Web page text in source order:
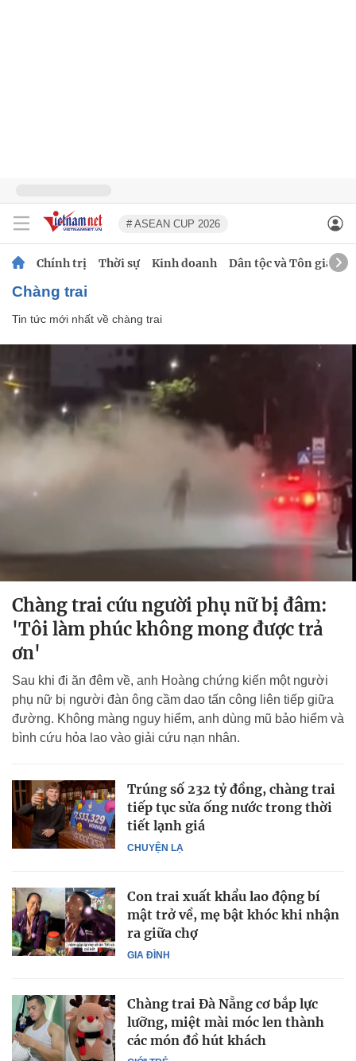
# ASEAN CUP 2026
Chính trị Thời sự Kinh doanh Dân tộc và Tôn giáo
chàng trai
Tin tức mới nhất về chàng trai
Chàng trai cứu người phụ nữ bị đâm:
'Tôi làm phúc không mong được trả
ơn'
Sau khi đi ăn đêm về, anh Hoàng chứng kiến một người
phụ nữ bị người đàn ông cầm dao tấn công liên tiếp giữa
đường. Không màng nguy hiểm, anh dùng mũ bảo hiểm và
bình cứu hỏa lao vào giải cứu nạn nhân.
CHUYỆN LẠ
Trúng số 232 tỷ đồng, chàng trai
tiếp tục sửa ống nước trong thời
tiết lạnh giá
GIA ĐÌNH
Con trai xuất khẩu lao động bí
mật trở về, mẹ bật khóc khi nhận
ra giữa chợ
Chàng trai Đà Nẵng cơ bắp lực
lưỡng, miệt mài móc len thành
các món đồ hút khách